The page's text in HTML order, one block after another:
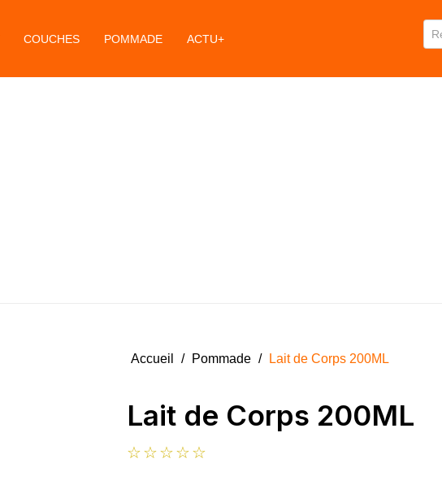
COUCHES POMMADE ACTU+
Accueil / Pommade / Lait de Corps 200ML
Lait de Corps 200ML
☆☆☆☆☆